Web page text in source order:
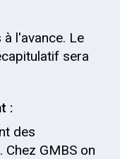
l'avance. Le
sera
:
des
GMBS on